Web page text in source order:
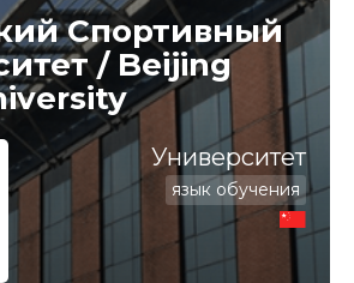
Спортивный
/ Beijing
Университет
язык обучения